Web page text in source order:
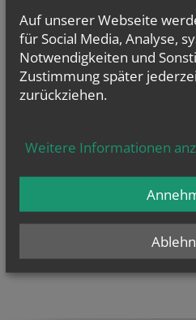
Auf unserer Webseite
für Social Media, Analyse,
Notwendigkeiten und
Zustimmung später
zurückziehen.
Weitere Informationen